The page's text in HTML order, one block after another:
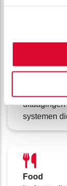
Marine &
Mijlenver
Werken op
uitdagingen
systemen
moeten
voor jouw
Food